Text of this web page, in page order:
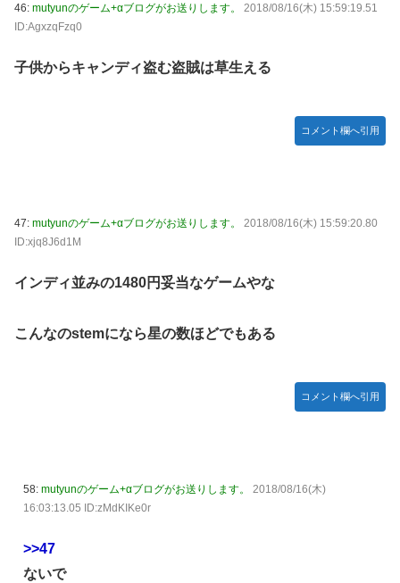
46: mutyunのゲーム+αブログがお送りします。
2018/08/16(木) 15:59:19.51
ID:AgxzqFzq0
子供からキャンディ盗む盗賊は草生える
コメント欄へ引用
47: mutyunのゲーム+αブログがお送りします。
2018/08/16(木) 15:59:20.80
ID:xjq8J6d1M
インディ並みの1480円妥当なゲームやな
こんなのstemになら星の数ほどでもある
コメント欄へ引用
58: mutyunのゲーム+αブログがお送りします。
2018/08/16(木)
16:03:13.05 ID:zMdKIKe0r
>>47
ないで